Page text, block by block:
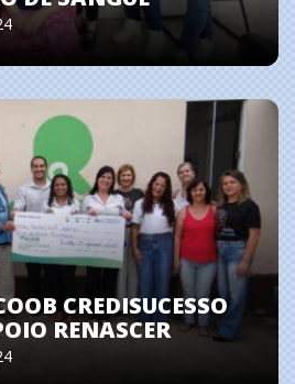
CREDISUCESSO
RENASCER